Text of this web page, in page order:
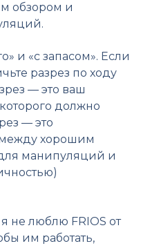
обзором и
и «с запасом». Если
разрез по ходу
— это ваш
должно
— это
хорошим
манипуляций и
не люблю FRIOS от
им работать,